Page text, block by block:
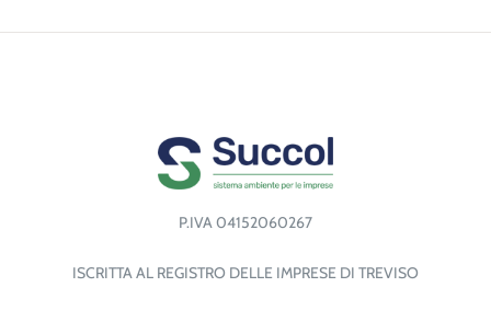
P.IVA 04152060267
ISCRITTA AL REGISTRO DELLE IMPRESE DI TREVISO